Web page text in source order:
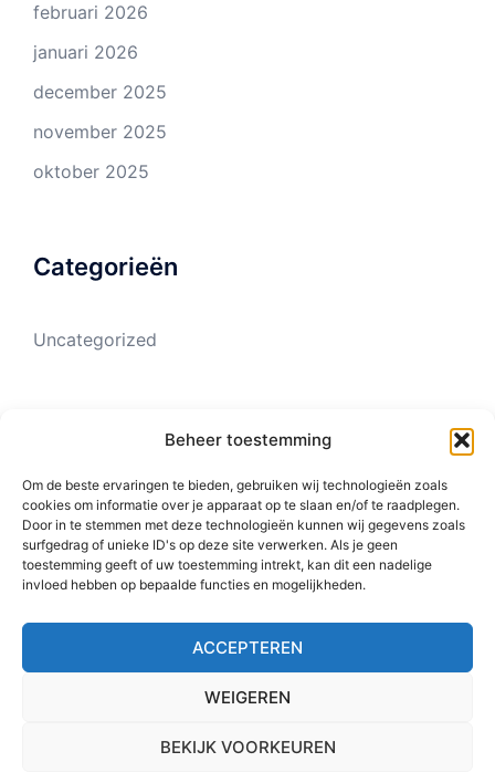
Beheer toestemming
Om de beste ervaringen te bieden, gebruiken wij technologieën zoals
cookies om informatie over je apparaat op te slaan en/of te raadplegen.
Door in te stemmen met deze technologieën kunnen wij gegevens zoals
surfgedrag of unieke ID's op deze site verwerken. Als je geen
toestemming geeft of uw toestemming intrekt, kan dit een nadelige
invloed hebben op bepaalde functies en mogelijkheden.
ACCEPTEREN
WEIGEREN
BEKIJK VOORKEUREN
februari 2026
januari 2026
december 2025
november 2025
oktober 2025
Categorieën
Uncategorized
Login
Vermeldingen feed
Reacties feed
WordPress.org